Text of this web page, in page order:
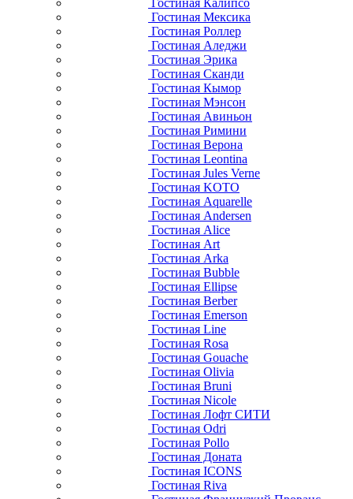
Гостиная Мексика
Гостиная Роллер
Гостиная Аледжи
Гостиная Эрика
Гостиная Сканди
Гостиная Кымор
Гостиная Мэнсон
Гостиная Авиньон
Гостиная Римини
Гостиная Верона
Гостиная Leontina
Гостиная Jules Verne
Гостиная KOTO
Гостиная Aquarelle
Гостиная Andersen
Гостиная Alice
Гостиная Art
Гостиная Arka
Гостиная Bubble
Гостиная Ellipse
Гостиная Berber
Гостиная Emerson
Гостиная Line
Гостиная Rosa
Гостиная Gouache
Гостиная Olivia
Гостиная Bruni
Гостиная Nicole
Гостиная Лофт СИТИ
Гостиная Odri
Гостиная Pollo
Гостиная Доната
Гостиная ICONS
Гостиная Riva